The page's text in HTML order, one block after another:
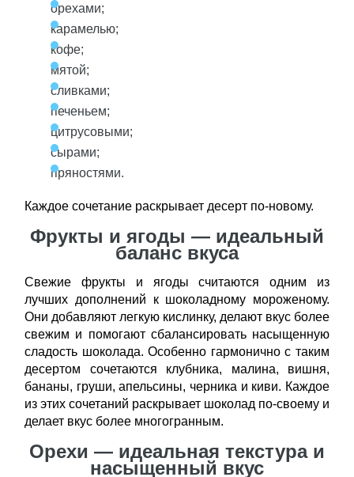
орехами;
карамелью;
кофе;
мятой;
сливками;
печеньем;
цитрусовыми;
сырами;
пряностями.
Каждое сочетание раскрывает десерт по-новому.
Фрукты и ягоды — идеальный
баланс вкуса
Свежие фрукты и ягоды считаются одним из
лучших дополнений к шоколадному мороженому.
Они добавляют легкую кислинку, делают вкус более
свежим и помогают сбалансировать насыщенную
сладость шоколада. Особенно гармонично с таким
десертом сочетаются клубника, малина, вишня,
бананы, груши, апельсины, черника и киви. Каждое
из этих сочетаний раскрывает шоколад по-своему и
делает вкус более многогранным.
Орехи — идеальная текстура и
насыщенный вкус